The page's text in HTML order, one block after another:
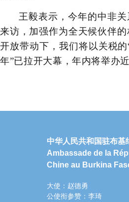
王毅表示，今年的中非
来访，加强作为全天候伙伴
开放带动下，我们将以关税
年”已拉开大幕，年内将举办
中华人民共和国驻布基
Ambassade de la
Chine au Burkina
大使：赵德勇
公使衔参赞：李琦